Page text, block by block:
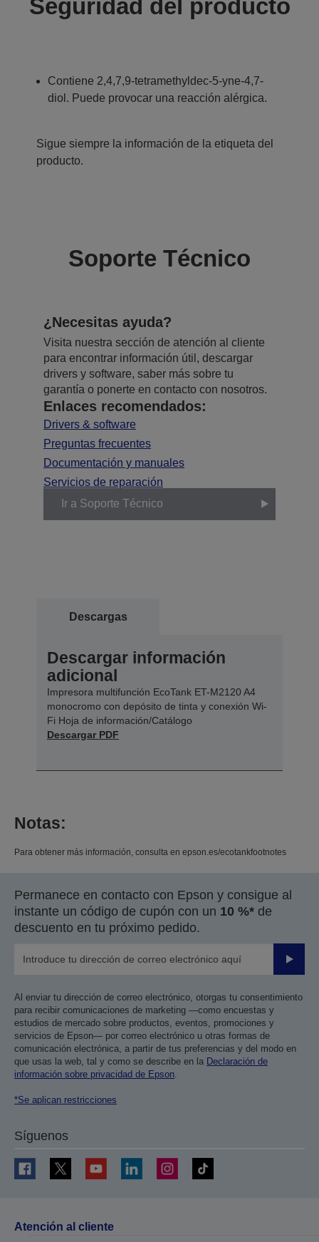
Seguridad del producto
Contiene 2,4,7,9-tetramethyldec-5-yne-4,7-
diol. Puede provocar una reacción alérgica.
Sigue siempre la información de la etiqueta del
producto.
Soporte Técnico
¿Necesitas ayuda?
Visita nuestra sección de atención al cliente
para encontrar información útil, descargar
drivers y software, saber más sobre tu
garantía o ponerte en contacto con nosotros.
Enlaces recomendados:
Drivers & software
Preguntas frecuentes
Documentación y manuales
Servicios de reparación
Ir a Soporte Técnico
Descargas
Descargar información
adicional
Impresora multifunción EcoTank ET-M2120 A4
monocromo con depósito de tinta y conexión Wi-
Fi Hoja de información/Catálogo
Descargar PDF
Notas:
Para obtener más información, consulta en epson.es/ecotankfootnotes
Permanece en contacto con Epson y consigue al
instante un código de cupón con un 10 %* de
descuento en tu próximo pedido.
Enviar
Al enviar tu dirección de correo electrónico, otorgas tu consentimiento
para recibir comunicaciones de marketing —como encuestas y
estudios de mercado sobre productos, eventos, promociones y
servicios de Epson— por correo electrónico u otras formas de
comunicación electrónica, a partir de tus preferencias y del modo en
que usas la web, tal y como se describe en la Declaración de
información sobre privacidad de Epson
*Se aplican restricciones
Síguenos
Atención al cliente